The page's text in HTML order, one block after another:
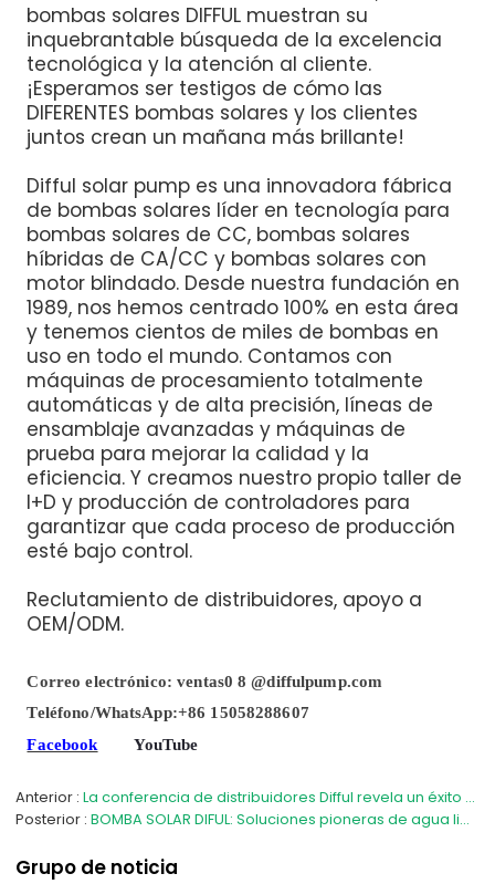
bombas solares DIFFUL muestran su
inquebrantable búsqueda de la excelencia
tecnológica y la atención al cliente.
¡Esperamos ser testigos de cómo las
DIFERENTES bombas solares y los clientes
juntos crean un mañana más brillante!
Difful solar pump es una innovadora fábrica
de bombas solares líder en tecnología para
bombas solares de CC, bombas solares
híbridas de CA/CC y bombas solares con
motor blindado. Desde nuestra fundación en
1989, nos hemos centrado 100% en esta área
y tenemos cientos de miles de bombas en
uso en todo el mundo. Contamos con
máquinas de procesamiento totalmente
automáticas y de alta precisión, líneas de
ensamblaje avanzadas y máquinas de
prueba para mejorar la calidad y la
eficiencia. Y creamos nuestro propio taller de
I+D y producción de controladores para
garantizar que cada proceso de producción
esté bajo control.
Reclutamiento de distribuidores, apoyo a
OEM/ODM.
Correo electrónico: ventas0 8 @diffulpump.com
Teléfono/WhatsApp:+86 15058288607
Facebook
YouTube
Anterior
La conferencia de distribuidores Difful revela un éxito sin precedentes, los socios a nivel nacional colaboran para un futuro brillante
Posterior
BOMBA SOLAR DIFUL: Soluciones pioneras de agua limpia en el 17º Seminario sobre desarrollo del agua urbana en China
Grupo de noticia